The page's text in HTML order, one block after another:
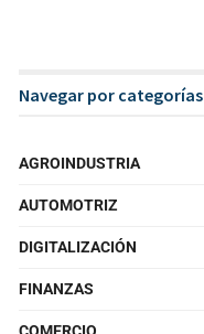
Navegar por categorías
AGROINDUSTRIA
AUTOMOTRIZ
DIGITALIZACIÓN
FINANZAS